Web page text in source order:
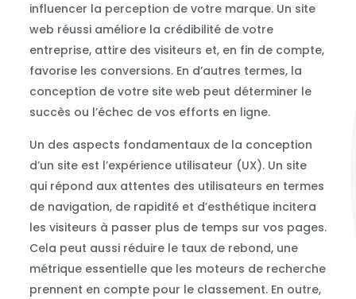
influencer la perception de votre marque. Un site
web réussi améliore la crédibilité de votre
entreprise, attire des visiteurs et, en fin de compte,
favorise les conversions. En d’autres termes, la
conception de votre site web peut déterminer le
succès ou l’échec de vos efforts en ligne.
Un des aspects fondamentaux de la conception
d’un site est l’expérience utilisateur (UX). Un site
qui répond aux attentes des utilisateurs en termes
de navigation, de rapidité et d’esthétique incitera
les visiteurs à passer plus de temps sur vos pages.
Cela peut aussi réduire le taux de rebond, une
métrique essentielle que les moteurs de recherche
prennent en compte pour le classement. En outre,